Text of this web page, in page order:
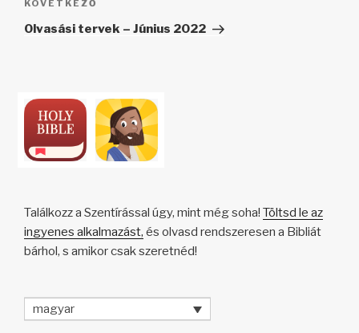
Következő
bejegyzés
KÖVETKEZŐ
Olvasási tervek – Június 2022
Találkozz a Szentírással úgy, mint még soha! Töltsd le az
ingyenes alkalmazást, és olvasd rendszeresen a Bibliát
bárhol, s amikor csak szeretnéd!
magyar